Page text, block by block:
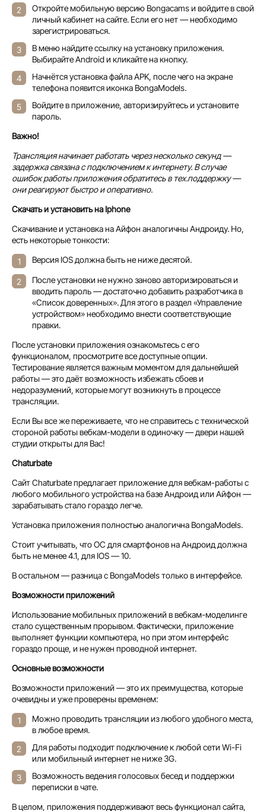
Откройте мобильную версию Bongacams и войдите в свой
личный кабинет на сайте. Если его нет — необходимо
зарегистрироваться.
В меню найдите ссылку на установку приложения.
Выбирайте Android и кликайте на кнопку.
Начнётся установка файла APK, после чего на экране
телефона появится иконка BongaModels.
Войдите в приложение, авторизируйтесь и установите
пароль.
Важно!
Трансляция начинает работать через несколько секунд —
задержка связана с подключением к интернету. В случае
ошибок работы приложения обратитесь в тех.поддержку —
они реагируют быстро и оперативно.
Скачать и установить на Iphone
Скачивание и установка на Айфон аналогичны Андроиду. Но,
есть некоторые тонкости:
Версия IOS должна быть не ниже десятой.
После установки не нужно заново авторизироваться и
вводить пароль — достаточно добавить разработчика в
«Список доверенных». Для этого в раздел «Управление
устройством» необходимо внести соответствующие
правки.
После установки приложения ознакомьтесь с его
функционалом, просмотрите все доступные опции.
Тестирование является важным моментом для дальнейшей
работы — это даёт возможность избежать сбоев и
недоразумений, которые могут возникнуть в процессе
трансляции.
Если Вы все же переживаете, что не справитесь с технической
стороной работы вебкам-модели в одиночку — двери нашей
студии открыты для Вас!
Chaturbate
Сайт Chaturbate предлагает приложение для вебкам-работы с
любого мобильного устройства на базе Андроид или Айфон —
зарабатывать стало гораздо легче.
Установка приложения полностью аналогична BongaModels.
Стоит учитывать, что ОС для смартфонов на Андроид должна
быть не менее 4.1, для IOS — 10.
В остальном — разница с BongaModels только в интерфейсе.
Возможности приложений
Использование мобильных приложений в вебкам-моделинге
стало существенным прорывом. Фактически, приложение
выполняет функции компьютера, но при этом интерфейс
гораздо проще, и не нужен проводной интернет.
Основные возможности
Возможности приложений — это их преимущества, которые
очевидны и уже проверены временем:
Можно проводить трансляции из любого удобного места,
в любое время.
Для работы подходит подключение к любой сети Wi-Fi
или мобильный интернет не ниже 3G.
Возможность ведения голосовых бесед и поддержки
переписки в чате.
В целом, приложения поддерживают весь функционал сайта,